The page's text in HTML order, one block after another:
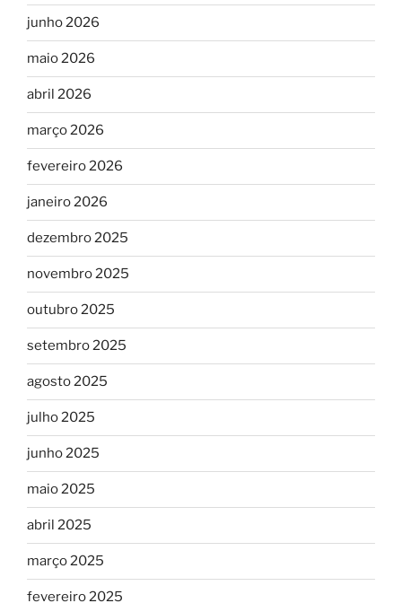
junho 2026
maio 2026
abril 2026
março 2026
fevereiro 2026
janeiro 2026
dezembro 2025
novembro 2025
outubro 2025
setembro 2025
agosto 2025
julho 2025
junho 2025
maio 2025
abril 2025
março 2025
fevereiro 2025